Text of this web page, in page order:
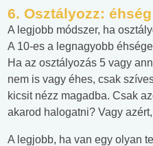
6. Osztályozz:
A legjobb módszer, ha
A 10-es a legnagyobb
Ha az osztályozás 5 vagy
nem is vagy éhes, csak
kicsit nézz magadba. Csak
akarod halogatni? Vagy
A legjobb, ha van egy olyan